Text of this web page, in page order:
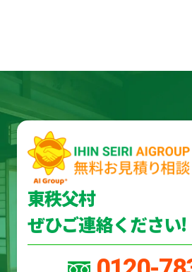
東秩父村
ぜひご連絡ください!